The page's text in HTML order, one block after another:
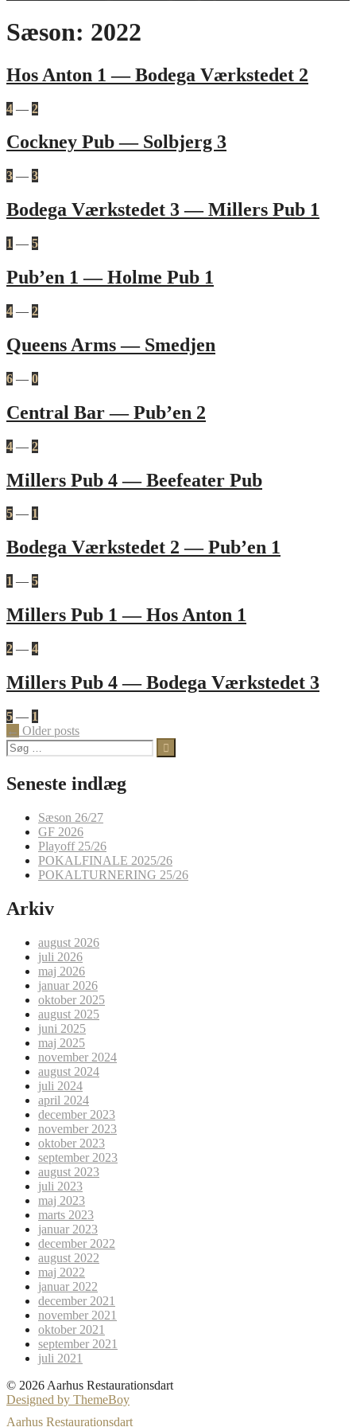
Sæson: 2022
Hos Anton 1 — Bodega Værkstedet 2
4 — 2
Cockney Pub — Solbjerg 3
3 — 3
Bodega Værkstedet 3 — Millers Pub 1
1 — 5
Pub’en 1 — Holme Pub 1
4 — 2
Queens Arms — Smedjen
6 — 0
Central Bar — Pub’en 2
4 — 2
Millers Pub 4 — Beefeater Pub
5 — 1
Bodega Værkstedet 2 — Pub’en 1
1 — 5
Millers Pub 1 — Hos Anton 1
2 — 4
Millers Pub 4 — Bodega Værkstedet 3
5 — 1
Posts
navigation
← Older posts
Søg
efter:
Seneste indlæg
Sæson 26/27
GF 2026
Playoff 25/26
POKALFINALE 2025/26
POKALTURNERING 25/26
Arkiv
august 2026
juli 2026
maj 2026
januar 2026
oktober 2025
august 2025
juni 2025
maj 2025
november 2024
august 2024
juli 2024
april 2024
december 2023
november 2023
oktober 2023
september 2023
august 2023
juli 2023
maj 2023
marts 2023
januar 2023
december 2022
august 2022
maj 2022
januar 2022
december 2021
november 2021
oktober 2021
september 2021
juli 2021
© 2026 Aarhus Restaurationsdart
Designed by ThemeBoy
Aarhus Restaurationsdart